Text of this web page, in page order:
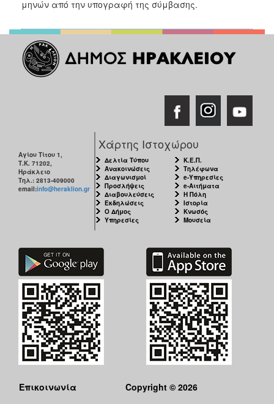
μηνών από την υπογραφή της σύμβασης.
Αγίου Τίτου 1,
Τ.Κ. 71202,
Ηράκλειο
Τηλ.: 2813-409000
email:info@heraklion.gr
Χάρτης Ιστοχώρου
Δελτία Τύπου
Ανακοινώσεις
Διαγωνισμοί
Προσλήψεις
Διαβουλεύσεις
Εκδηλώσεις
Ο Δήμος
Υπηρεσίες
Κ.Ε.Π.
Τηλέφωνα
e-Υπηρεσίες
e-Αιτήματα
Η Πόλη
Ιστορία
Κνωσός
Μουσεία
Επικοινωνία Copyright © 2026